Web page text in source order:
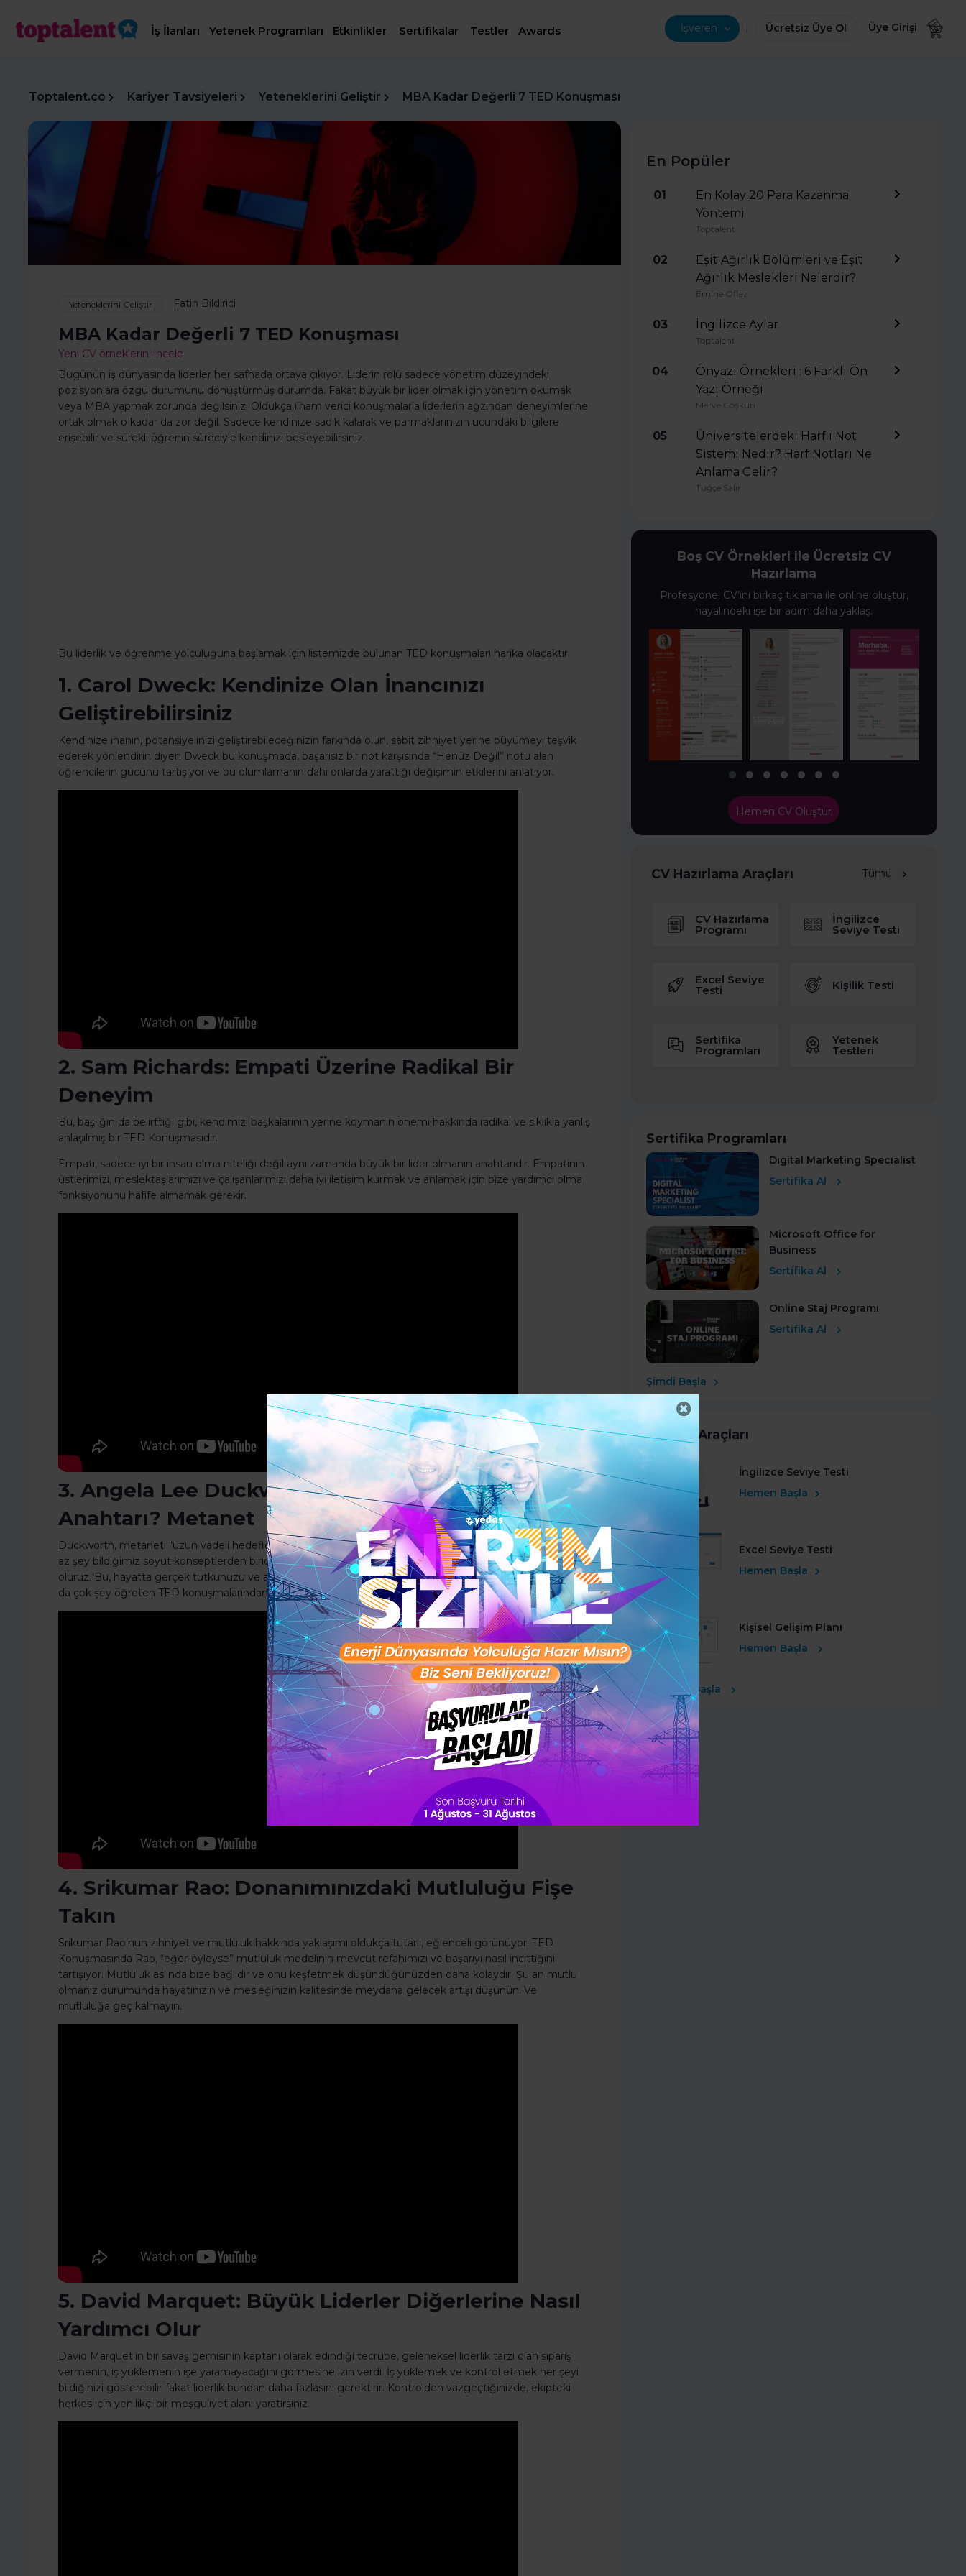
İş İlanları Yetenek Programları Etkinlikler Sertifikalar Testler Awards İşveren | Ücretsiz Üye Ol Üye Girişi
28 günlük kişisel gelişim planını
oluşturmak ister misin ?
Şimdi değil Evet
Toptalent.co Kariyer Tavsiyeleri Yeteneklerini Geliştir MBA Kadar Değerli 7 TED Konuşması
Yeteneklerini Geliştir Fatih Bildirici
MBA Kadar Değerli 7 TED Konuşması
Yeni CV örneklerini incele
Bugünün iş dünyasında liderler her safhada ortaya çıkıyor. Liderin rolü sadece yönetim düzeyindeki
pozisyonlara özgü durumunu dönüştürmüş durumda. Fakat büyük bir lider olmak için yönetim okumak
veya MBA yapmak zorunda değilsiniz. Oldukça ilham verici konuşmalarla liderlerin ağzından deneyimlerine
ortak olmak o kadar da zor değil. Sadece kendinize sadık kalarak ve parmaklarınızın ucundaki bilgilere
erişebilir ve sürekli öğrenin süreciyle kendinizi besleyebilirsiniz.
Bu liderlik ve öğrenme yolculuğuna başlamak için listemizde bulunan TED konuşmaları harika olacaktır.
1. Carol Dweck: Kendinize Olan İnancınızı
Geliştirebilirsiniz
Kendinize inanın, potansiyelinizi geliştirebileceğinizin farkında olun, sabit zihniyet yerine büyümeyi teşvik
ederek yönlendirin diyen Dweck bu konuşmada, başarısız bir not karşısında “Henüz Değil” notu alan
öğrencilerin gücünü tartışıyor ve bu olumlamanın dahi onlarda yarattığı değişimin etkilerini anlatıyor.
2. Sam Richards: Empati Üzerine Radikal Bir
Deneyim
Bu, başlığın da belirttiği gibi, kendimizi başkalarının yerine koymanın önemi hakkında radikal ve sıklıkla yanlış
anlaşılmış bir TED Konuşmasıdır.
Empati, sadece iyi bir insan olma niteliği değil aynı zamanda büyük bir lider olmanın anahtarıdır. Empatinin
üstlerimizi, meslektaşlarımızı ve çalışanlarımızı daha iyi iletişim kurmak ve anlamak için bize yardımcı olma
fonksiyonunu hafife almamak gerekir.
3. Angela Lee Duckworth: Başarının
Anahtarı? Metanet
Duckworth, metaneti “uzun vadeli hedefler için tutku ve azim” olarak tanımlıyor. Metanet, şu an hâlâ çok
az şey bildiğimiz soyut konseptlerden biridir, ancak bir şey açıktır: Ne kadar metanetli isek, o kadar başarılı
oluruz. Bu, hayatta gerçek tutkunuzu ve amacınızı bulmak için cesaretin önemine değinilen bu konuşma
da çok şey öğreten TED konuşmalarından biri olarak öne çıkıyor.
4. Srikumar Rao: Donanımınızdaki Mutluluğu Fişe
Takın
Srikumar Rao’nun zihniyet ve mutluluk hakkında yaklaşımı oldukça tutarlı, eğlenceli görünüyor. TED
Konuşmasında Rao, “eğer-öyleyse” mutluluk modelinin mevcut refahımızı ve başarıyı nasıl incittiğini
tartışıyor. Mutluluk aslında bize bağlıdır ve onu keşfetmek düşündüğünüzden daha kolaydır. Şu an mutlu
olmanız durumunda hayatınızın ve mesleğinizin kalitesinde meydana gelecek artışı düşünün. Ve
mutluluğa geç kalmayın.
5. David Marquet: Büyük Liderler Diğerlerine Nasıl
Yardımcı Olur
David Marquet’in bir savaş gemisinin kaptanı olarak edindiği tecrübe, geleneksel liderlik tarzı olan sipariş
vermenin, iş yüklemenin işe yaramayacağını görmesine izin verdi. İş yüklemek ve kontrol etmek her şeyi
bildiğinizi gösterebilir fakat liderlik bundan daha fazlasını gerektirir. Kontrolden vazgeçtiğinizde, ekipteki
herkes için yenilikçi bir meşguliyet alanı yaratırsınız.
En Popüler
01
En Kolay 20 Para Kazanma
Yöntemi
Toptalent
02
Eşit Ağırlık Bölümleri ve Eşit
Ağırlık Meslekleri Nelerdir?
Emine Oflaz
03 İngilizce Aylar
Toptalent
04
Önyazı Örnekleri : 6 Farklı Ön
Yazı Örneği
Merve Coşkun
05
Üniversitelerdeki Harfli Not
Sistemi Nedir? Harf Notları Ne
Anlama Gelir?
Tuğçe Salır
Boş CV Örnekleri ile Ücretsiz CV
Hazırlama
Profesyonel CV’ini birkaç tıklama ile online oluştur,
hayalindeki işe bir adım daha yaklaş.
Hemen CV Oluştur
CV Hazırlama Araçları Tümü
CV Hazırlama
Programı
İngilizce
Seviye Testi
Excel Seviye
Testi Kişilik Testi
Sertifika
Programları
Yetenek
Testleri
Sertifika Programları
Digital Marketing Specialist
Sertifika Al
Microsoft Office for
Business
Sertifika Al
Online Staj Programı
Sertifika Al
Şimdi Başla
Kariyer Araçları
İngilizce Seviye Testi
Hemen Başla
Excel Seviye Testi
Hemen Başla
Kişisel Gelişim Planı
Hemen Başla
Ücretsiz Başla